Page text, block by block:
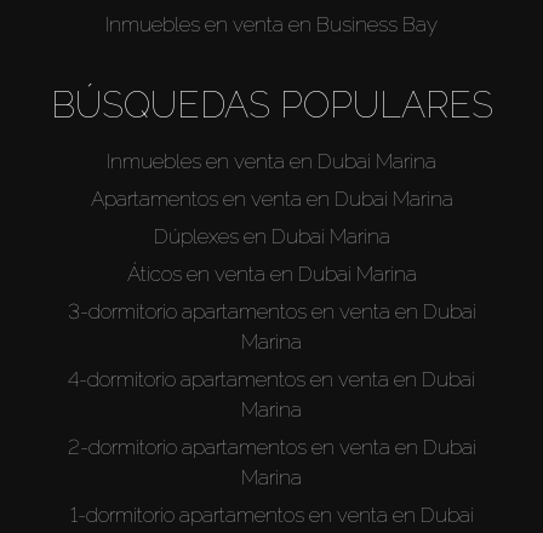
Sobre Plano
Agentes
About Us
Inmuebles en venta en Business Bay
BÚSQUEDAS POPULARES
Inmuebles en venta en Dubai Marina
Apartamentos en venta en Dubai Marina
Dúplexes en Dubai Marina
Áticos en venta en Dubai Marina
3-dormitorio apartamentos en venta en Dubai
Marina
4-dormitorio apartamentos en venta en Dubai
Marina
2-dormitorio apartamentos en venta en Dubai
Marina
1-dormitorio apartamentos en venta en Dubai